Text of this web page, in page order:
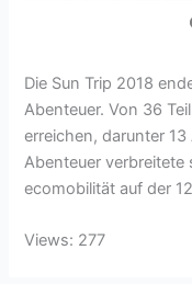
Die Sun Trip 2018
Abenteuer. Von 36
erreichen, darunter
Abenteuer verbreitete
ecomobilität auf der
Views: 277